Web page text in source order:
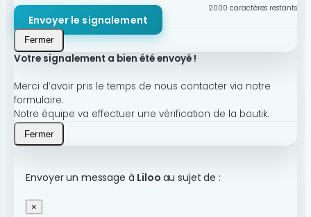
2000 caractères restants
Envoyer le signalement
Fermer
Votre signalement a bien été envoyé !
Merci d’avoir pris le temps de nous contacter via notre
formulaire.
Notre équipe va effectuer une vérification de la boutik.
Fermer
Envoyer un message à Liloo au sujet de :
×